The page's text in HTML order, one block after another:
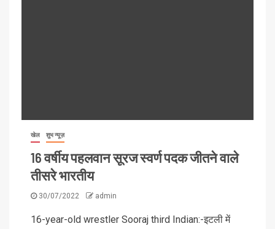
खेल शुभ न्यूज़
16 वर्षीय पहलवान सूरज स्वर्ण पदक जीतने वाले
तीसरे भारतीय
30/07/2022 admin
16-year-old wrestler Sooraj third Indian:-इटली में